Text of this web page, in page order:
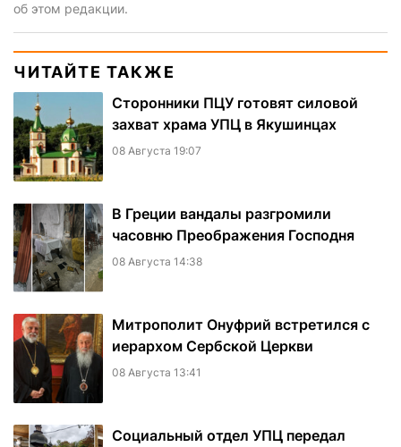
об этом редакции.
ЧИТАЙТЕ ТАКЖЕ
Сторонники ПЦУ готовят силовой
захват храма УПЦ в Якушинцах
08 Августа 19:07
В Греции вандалы разгромили
часовню Преображения Господня
08 Августа 14:38
Митрополит Онуфрий встретился с
иерархом Сербской Церкви
08 Августа 13:41
Социальный отдел УПЦ передал